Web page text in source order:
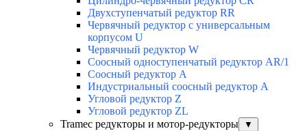
Двухступенчатый редуктор RR
Червячный редуктор с универсальным
корпусом U
Червячный редуктор W
Соосный одноступенчатый редуктор AR/1
Соосный редуктор А
Индустриальный соосный редуктор А
Угловой редуктор Z
Угловой редуктор ZL
Tramec редукторы и мотор-редукторы
▼